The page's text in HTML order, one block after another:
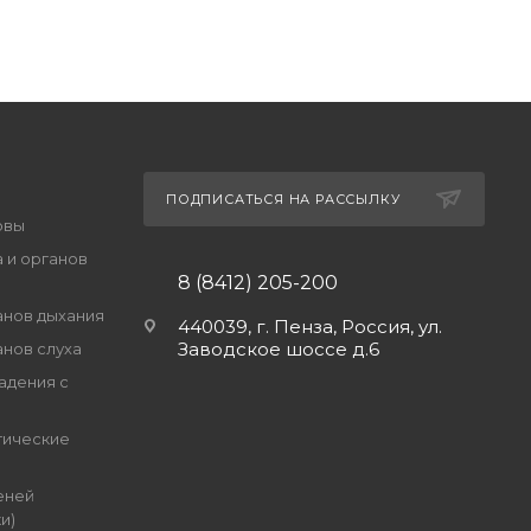
и органов
дыхания
слуха
с
ПОДПИСАТЬСЯ НА РАССЫЛКУ
8 (8412) 205-200
440039, г. Пенза, Россия, ул.
Заводское шоссе д.6